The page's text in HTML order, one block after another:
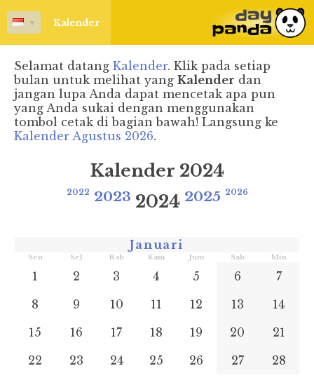
▼ Kalender
Selamat datang Kalender. Klik pada setiap
bulan untuk melihat yang Kalender dan
jangan lupa Anda dapat mencetak apa pun
yang Anda sukai dengan menggunakan
tombol cetak di bagian bawah! Langsung ke
Kalender Agustus 2026.
Kalender 2024
2022 2023 2024 2025 2026
Januari
Sen Sel Rab Kam Jum Sab Min
1 2 3 4 5 6
7
8
9 10 11 12 13
14
15
16 17 18 19 20
21
22
23 24 25 26 27
28